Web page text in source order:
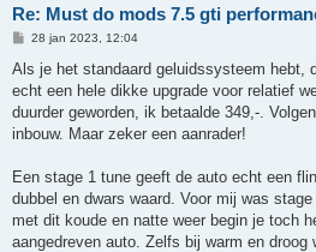
Re: Must do mods 7.5 gti
B
r
c
h
28 jan 2023, 12:04
Als je het standaard geluidssysteem hebt,
echt een hele dikke upgrade voor relatief
duurder geworden, ik betaalde 349,-.
inbouw. Maar zeker een aanrader!
Een stage 1 tune geeft de auto echt een
dubbel en dwars waard. Voor mij was
met dit koude en natte weer begin je toch
aangedreven auto. Zelfs bij warm en droog